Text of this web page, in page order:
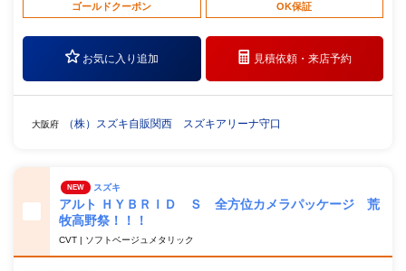
ゴールドクーポン OK保証
お気に入り追加 見積依頼・来店予約
大阪府 （株）スズキ自販関西 スズキアリーナ守口
NEW スズキ
アルト ＨＹＢＲＩＤ Ｓ 全方位カメラパッケージ 荒
牧高野祭！！！
CVT | ソフトベージュメタリック